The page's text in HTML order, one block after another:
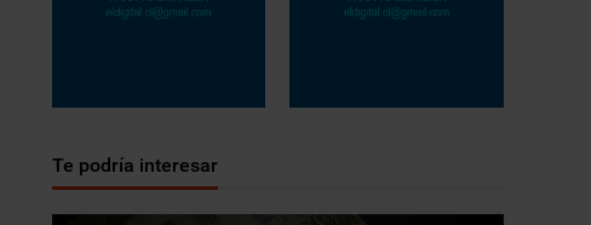
Te podría interesar